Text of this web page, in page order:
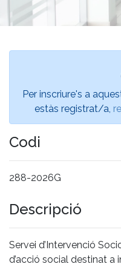
Per inscriure's a
estàs registrat/a,
Codi
288-2026G
Descripció
Servei d’Intervenció
d’acció social destinat a